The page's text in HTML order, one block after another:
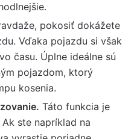
pokosiť dokážete
Vďaka pojazdu si však
času. Úplne ideálne sú
pojazdom, ktorý
kosenia.
Táto funkcia je
ste napríklad na